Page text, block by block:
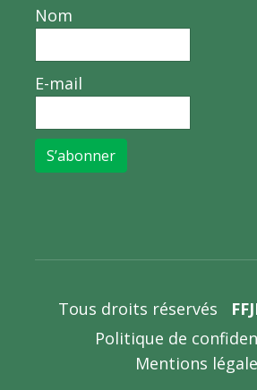
Nom
E-mail
S’abonner
Tous droits réservés
Politique de
Mentions